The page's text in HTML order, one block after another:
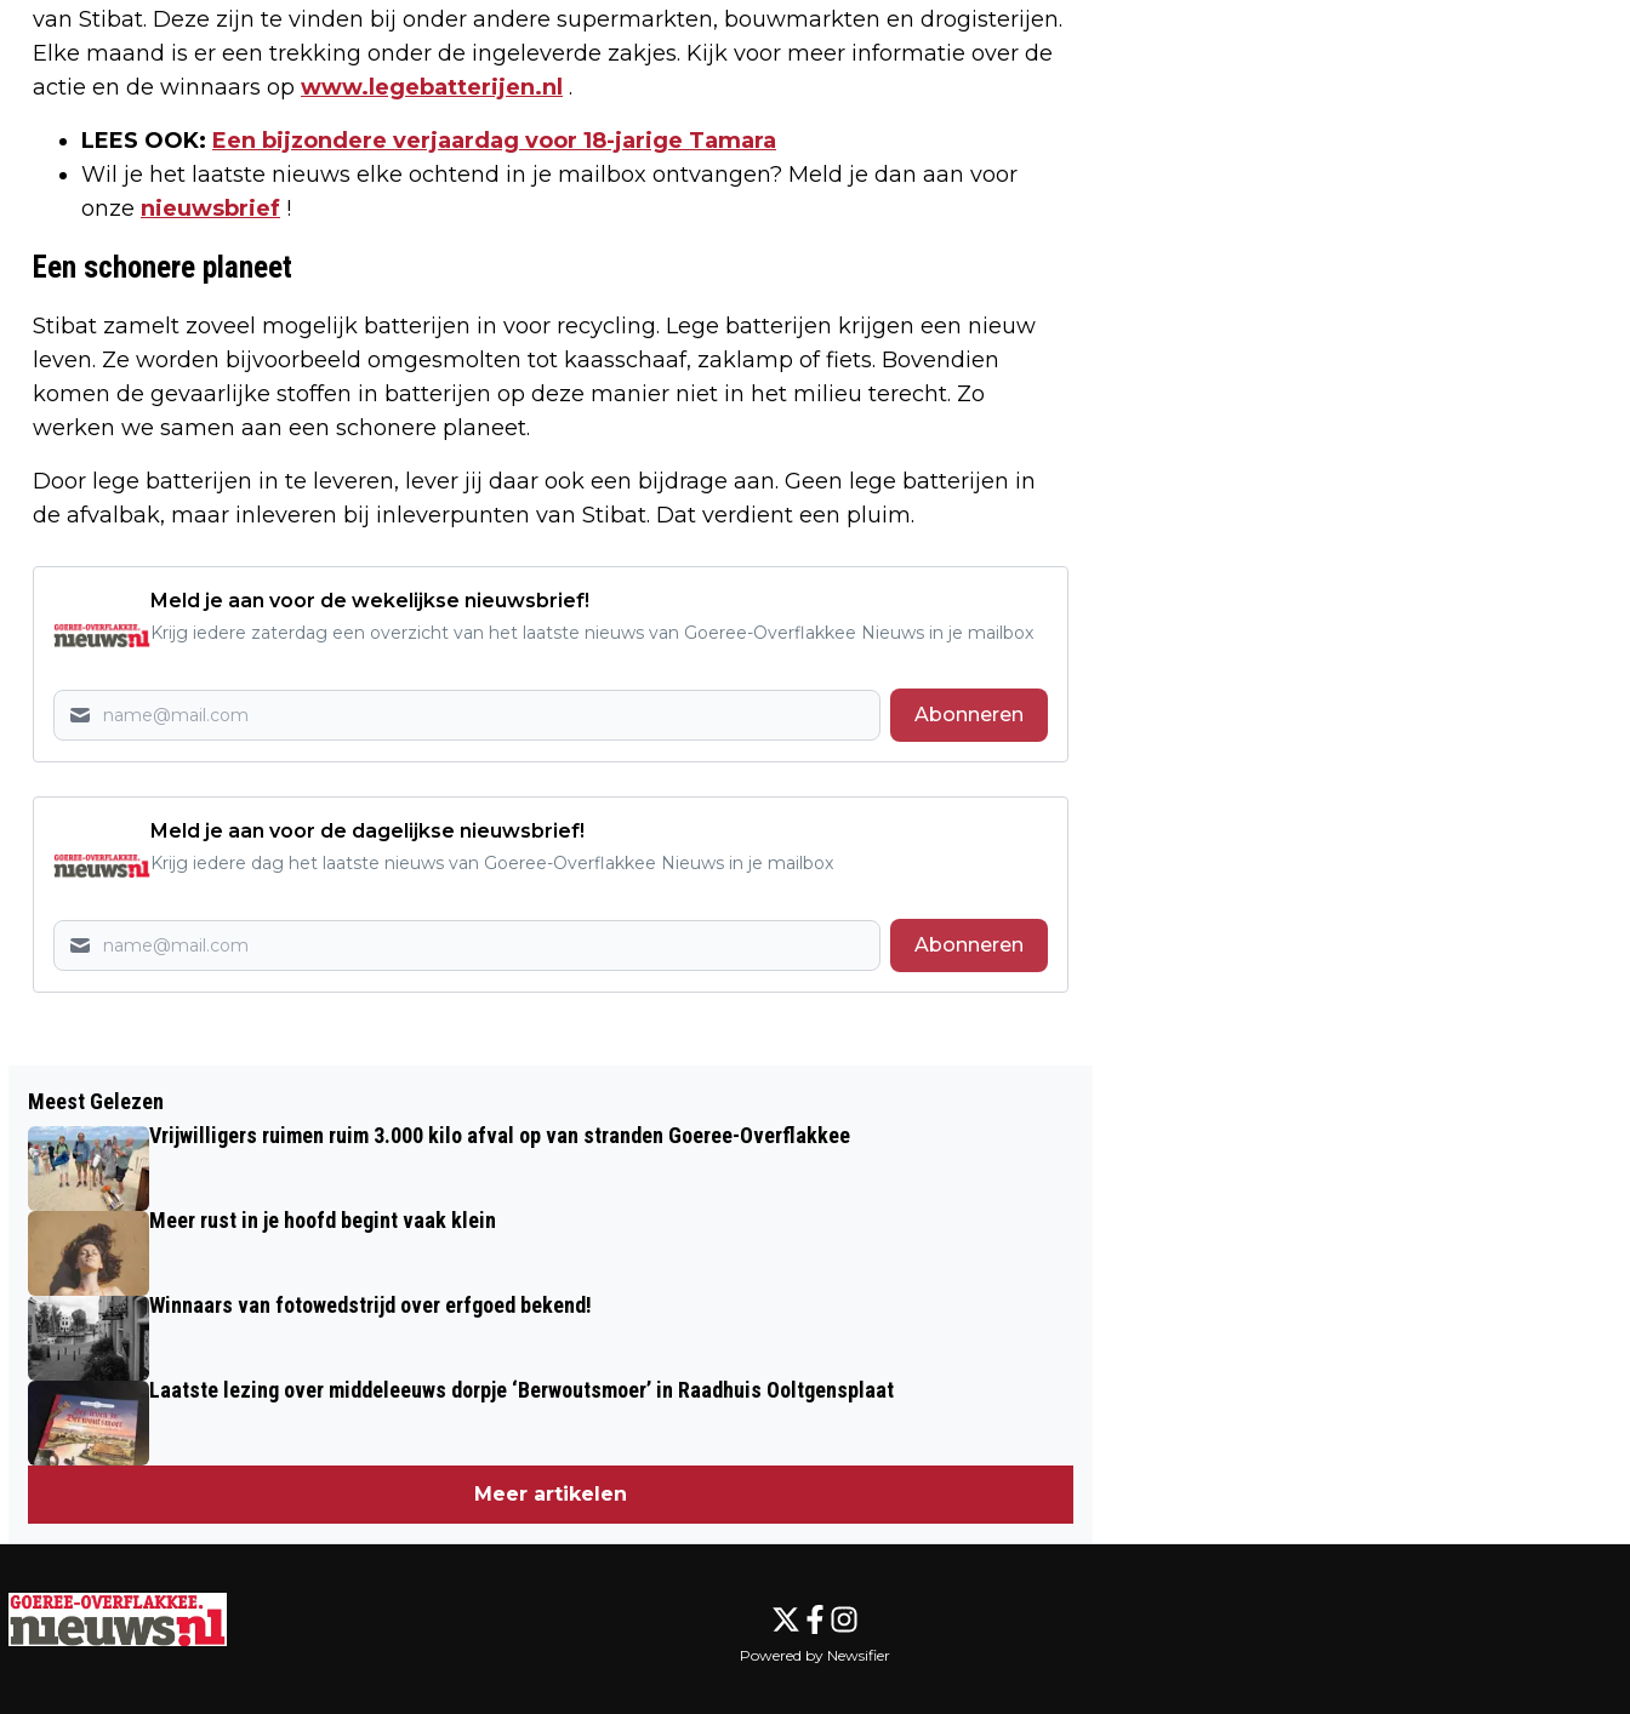
van Stibat. Deze zijn te vinden bij onder andere supermarkten, bouwmarkten en drogisterijen.
Elke maand is er een trekking onder de ingeleverde zakjes. Kijk voor meer informatie over de
actie en de winnaars op www.legebatterijen.nl .
LEES OOK: Een bijzondere verjaardag voor 18-jarige Tamara
Wil je het laatste nieuws elke ochtend in je mailbox ontvangen? Meld je dan aan voor
onze nieuwsbrief !
Een schonere planeet
Stibat zamelt zoveel mogelijk batterijen in voor recycling. Lege batterijen krijgen een nieuw
leven. Ze worden bijvoorbeeld omgesmolten tot kaasschaaf, zaklamp of fiets. Bovendien
komen de gevaarlijke stoffen in batterijen op deze manier niet in het milieu terecht. Zo
werken we samen aan een schonere planeet.
Door lege batterijen in te leveren, lever jij daar ook een bijdrage aan. Geen lege batterijen in
de afvalbak, maar inleveren bij inleverpunten van Stibat. Dat verdient een pluim.
Meld je aan voor de wekelijkse nieuwsbrief!
Krijg iedere zaterdag een overzicht van het laatste nieuws van Goeree-Overflakkee Nieuws in je mailbox
Abonneren
Meld je aan voor de dagelijkse nieuwsbrief!
Krijg iedere dag het laatste nieuws van Goeree-Overflakkee Nieuws in je mailbox
Abonneren
GEWIJZIGDE AFVALINZAMELING ROND
HEMELVAARTSDAG
BESCHILDER EEN TEGELTJE!
Meest Gelezen
Vrijwilligers ruimen ruim 3.000 kilo afval op van stranden Goeree-Overflakkee
Meer rust in je hoofd begint vaak klein
Winnaars van fotowedstrijd over erfgoed bekend!
Laatste lezing over middeleeuws dorpje ‘Berwoutsmoer’ in Raadhuis Ooltgensplaat
Meer artikelen
Powered by Newsifier